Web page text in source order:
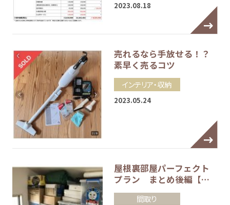
2023.08.18
売れるなら手放せる！？
素早く売るコツ
インテリア・収納
2023.05.24
屋根裏部屋パーフェクト
プラン まとめ後編【…
間取り